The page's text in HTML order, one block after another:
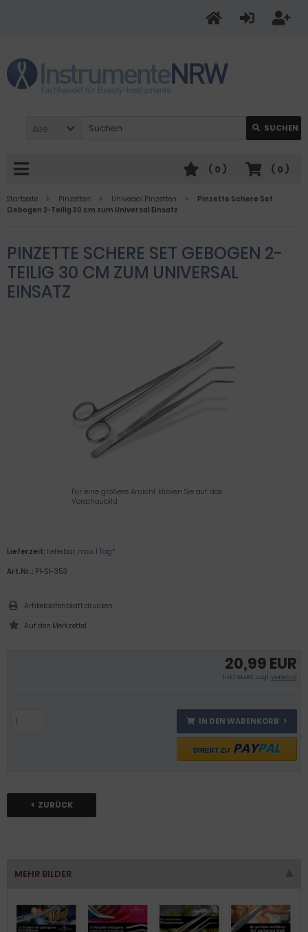
Alle SUCHEN
( 0 )
( 0 )
Startseite Pinzetten Universal Pinzetten
Pinzette Schere Set
Gebogen 2-Teilig 30 cm zum Universal Einsatz
PINZETTE SCHERE SET GEBOGEN 2-
TEILIG 30 CM ZUM UNIVERSAL
EINSATZ
Für eine größere Ansicht klicken Sie auf das
Vorschaubild
20,99 EUR
inkl .MwSt., zzgl.Versand
IN DEN WARENKORB
DIREKT ZU PAYPAL
ZURÜCK
Lieferzeit: lieferbar, max. 1 Tag*
Art.Nr.: PI-SI-353
Artikeldatenblatt drucken
MEHR BILDER